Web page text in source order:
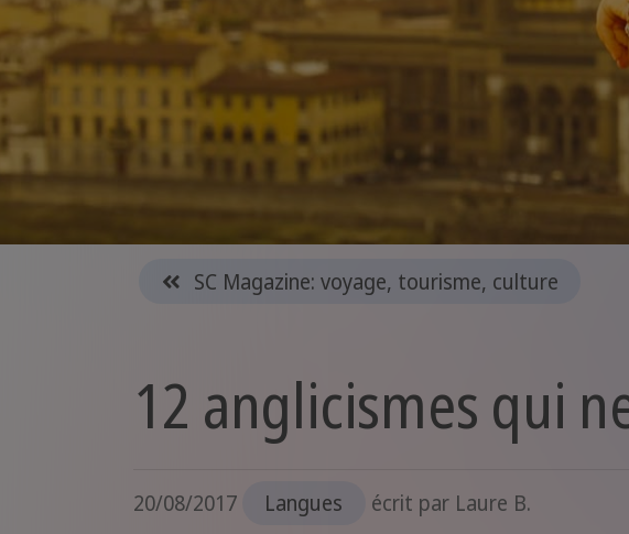
SC Magazine: voyage, tourisme, culture
12 anglicismes qui
20/08/2017 Langues écrit par Laure B.